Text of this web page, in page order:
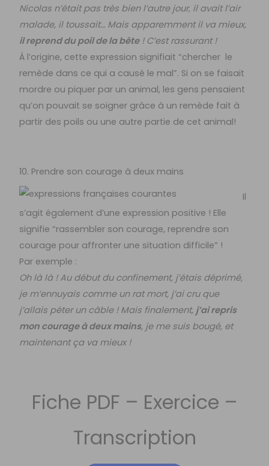
Nicolas n’était pas très bien l’autre jour, il avait l’air
malade, il toussait… Mais apparemment il va mieux,
il reprend du poil de la bête! C’est rassurant !
À l’origine, cette expression signifiait “chercher le
remède dans ce qui a causé le mal”. Si on se faisait
mordre ou piquer par un animal, les gens pensaient
qu’on pouvait se soigner grâce à un remède fait à
partir des poils ou une autre partie de cet animal!
10. Prendre son courage à deux mains
Il
s’agit également d’une expression positive ! Elle
signifie “rassembler son courage, reprendre son
courage pour affronter une situation difficile” !
Par exemple :
Oh là là ! Au début du confinement, j’étais déprimé,
je m’ennuyais comme un rat mort, j’ai cru que
j’allais péter un câble ! Mais finalement, j’ai repris
mon courage à deux mains, je me suis bougé, et
maintenant ça va mieux !
Fiche PDF – Exercice –
Transcription